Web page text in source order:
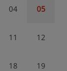
04 05
11 12
18 19